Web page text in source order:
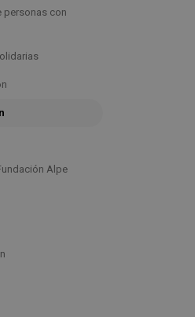
personas con
Alpe